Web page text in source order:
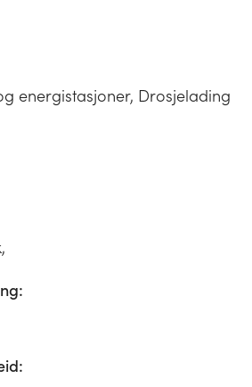
energistasjoner, Drosjelading